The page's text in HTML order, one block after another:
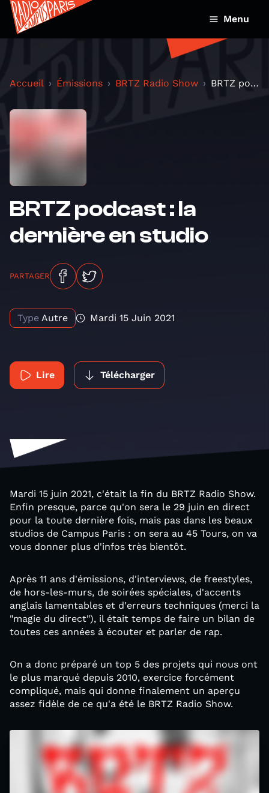
Menu
Accueil Émissions BRTZ Radio Show BRTZ podcast : la dernière en studio
BRTZ podcast : la
dernière en studio
PARTAGER
Type Autre Mardi 15 Juin 2021
Lire Télécharger
Mardi 15 juin 2021, c'était la fin du BRTZ Radio Show.
Enfin presque, parce qu'on sera le 29 juin en direct
pour la toute dernière fois, mais pas dans les beaux
studios de Campus Paris : on sera au 45 Tours, on va
vous donner plus d'infos très bientôt.
Après 11 ans d'émissions, d'interviews, de freestyles,
de hors-les-murs, de soirées spéciales, d'accents
anglais lamentables et d'erreurs techniques (merci la
"magie du direct"), il était temps de faire un bilan de
toutes ces années à écouter et parler de rap.
On a donc préparé un top 5 des projets qui nous ont
le plus marqué depuis 2010, exercice forcément
compliqué, mais qui donne finalement un aperçu
assez fidèle de ce qu'a été le BRTZ Radio Show.